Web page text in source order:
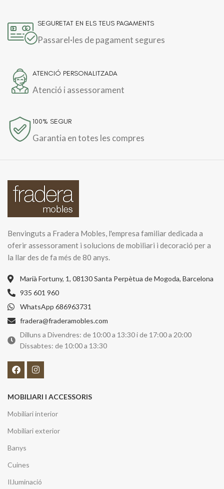
SEGURETAT EN ELS TEUS PAGAMENTS
Passarel·les de pagament segures
ATENCIÓ PERSONALITZADA
Atenció i assessorament
100% SEGUR
Garantia en totes les compres
Benvinguts a Fradera Mobles, l'empresa familiar dedicada a
oferir assessorament i solucions de mobiliari i decoració per a
la llar des de fa més de 80 anys.
Marià Fortuny, 1, 08130 Santa Perpètua de Mogoda, Barcelona
935 601 960
WhatsApp 686963731
fradera@fraderamobles.com
Dilluns a Divendres: de 10:00 a 13:30 i de 17:00 a 20:00
Dissabtes: de 10:00 a 13:30
MOBILIARI I ACCESSORIS
Mobiliari interior
Mobiliari exterior
Banys
Cuines
Il.luminació